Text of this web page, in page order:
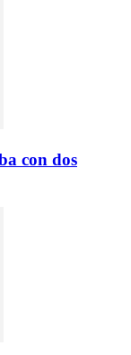
con dos